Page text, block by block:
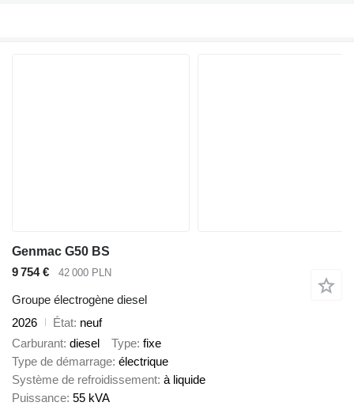
Genmac G50 BS
9 754 €
42 000 PLN
Groupe électrogène diesel
2026
État neuf
Carburant diesel Type fixe
Type de démarrage électrique
Système de refroidissement à liquide
Puissance 55 kVA